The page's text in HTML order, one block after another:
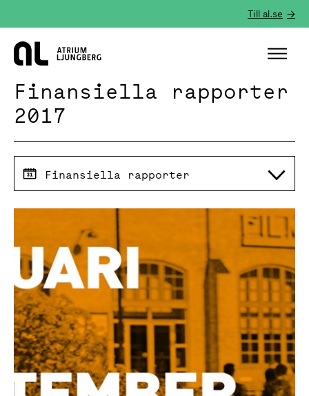
Till al.se
Hem
Finansiella rapporter
2017
Finansiella rapporter